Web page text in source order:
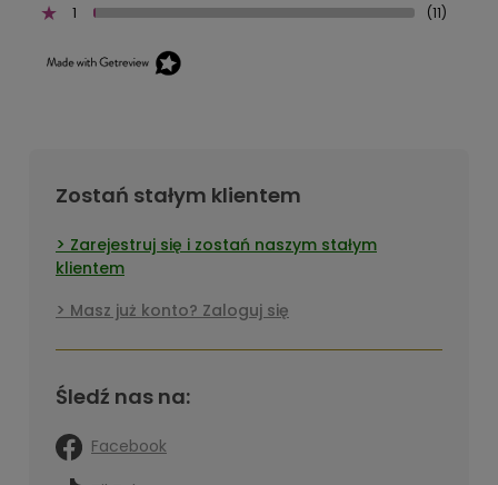
1 (11)
Zostań stałym klientem
Zarejestruj się i zostań naszym stałym
klientem
Masz już konto? Zaloguj się
Śledź nas na:
Facebook